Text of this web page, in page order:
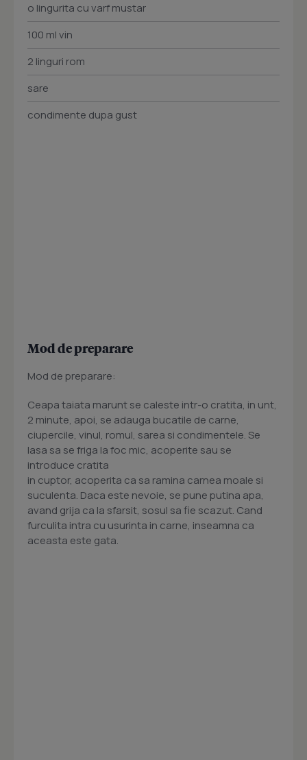
o lingurita cu varf mustar
100 ml vin
2 linguri rom
sare
condimente dupa gust
Mod de preparare
Mod de preparare:
Ceapa taiata marunt se caleste intr-o cratita, in unt,
2 minute, apoi, se adauga bucatile de carne,
ciupercile, vinul, romul, sarea si condimentele. Se
lasa sa se friga la foc mic, acoperite sau se
introduce cratita
in cuptor, acoperita ca sa ramina carnea moale si
suculenta. Daca este nevoie, se pune putina apa,
avand grija ca la sfarsit, sosul sa fie scazut. Cand
furculita intra cu usurinta in carne, inseamna ca
aceasta este gata.